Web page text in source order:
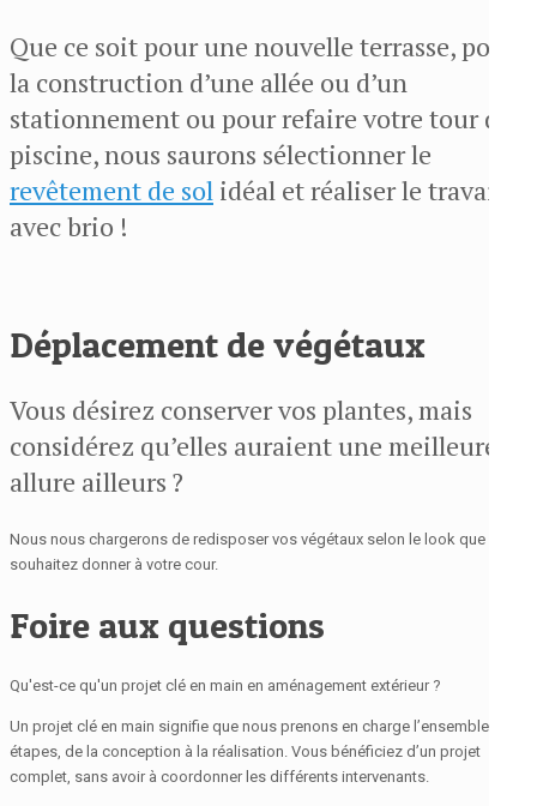
Que ce soit pour une nouvelle terrasse, pour
la construction d’une allée ou d’un
stationnement ou pour refaire votre tour de
piscine, nous saurons sélectionner le
revêtement de sol idéal et réaliser le travail
avec brio !
Déplacement de végétaux
Vous désirez conserver vos plantes, mais
considérez qu’elles auraient une meilleure
allure ailleurs ?
Nous nous chargerons de redisposer vos végétaux selon le look que vous
souhaitez donner à votre cour.
Foire aux questions
Qu'est-ce qu'un projet clé en main en aménagement extérieur ?
Un projet clé en main signifie que nous prenons en charge l’ensemble des
étapes, de la conception à la réalisation. Vous bénéficiez d’un projet
complet, sans avoir à coordonner les différents intervenants.